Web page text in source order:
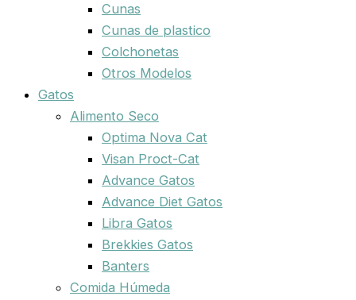
Cunas
Cunas de plastico
Colchonetas
Otros Modelos
Gatos
Alimento Seco
Optima Nova Cat
Visan Proct-Cat
Advance Gatos
Advance Diet Gatos
Libra Gatos
Brekkies Gatos
Banters
Comida Húmeda